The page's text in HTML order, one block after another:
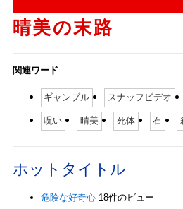
晴美の末路
関連ワード
ギャンブル スナッフビデオ
呪い 晴美 死体 石
ホットタイトル
危険な好奇心 18件のビュー